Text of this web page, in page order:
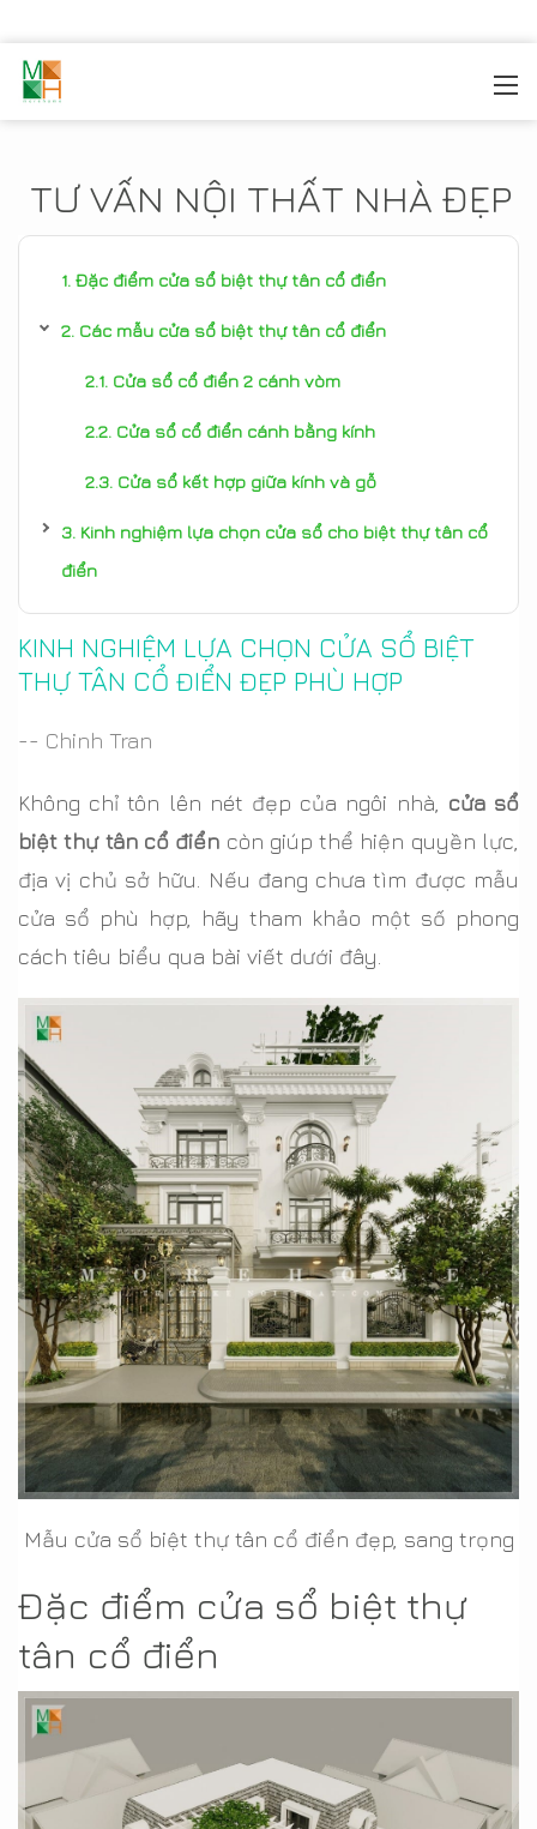
TƯ VẤN NỘI THẤT NHÀ ĐẸP
Đặc điểm cửa sổ biệt thự tân cổ điển
Các mẫu cửa sổ biệt thự tân cổ điển
Cửa sổ cổ điển 2 cánh vòm
Cửa sổ cổ điển cánh bằng kính
Cửa sổ kết hợp giữa kính và gỗ
Kinh nghiệm lựa chọn cửa sổ cho biệt thự tân cổ
điển
KINH NGHIỆM LỰA CHỌN CỬA SỔ BIỆT
THỰ TÂN CỔ ĐIỂN ĐẸP PHÙ HỢP
-- Chinh Tran
Không chỉ tôn lên nét đẹp của ngôi nhà, cửa sổ
biệt thự tân cổ điển còn giúp thể hiện quyền lực,
địa vị chủ sở hữu. Nếu đang chưa tìm được mẫu
cửa sổ phù hợp, hãy tham khảo một số phong
cách tiêu biểu qua bài viết dưới đây.
Mẫu cửa sổ biệt thự tân cổ điển đẹp, sang trọng
Đặc điểm cửa sổ biệt thự
tân cổ điển